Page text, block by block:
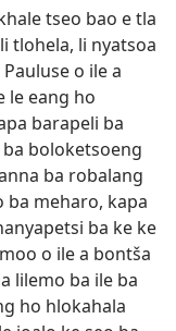
tseo bao e tla
tlohela, li nyatsoa
o ile a
le eang ho
barapeli ba
boloketsoeng
ba robalang
ba meharo, kapa
ba ke ke
o ile a bontša
lilemo ba ile ba
ho hlokahala